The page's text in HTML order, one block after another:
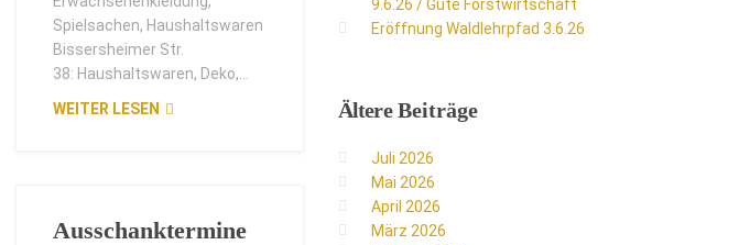
Spielsachen, Haushaltswaren
Bissersheimer Str.
38: Haushaltswaren, Deko,...
WEITER LESEN
Ausschanktermine
9.6.26 / Gute Forstwirtschaft
Eröffnung Waldlehrpfad 3.6.26
ÄltereBeiträge
Juli 2026
Mai 2026
April 2026
März 2026